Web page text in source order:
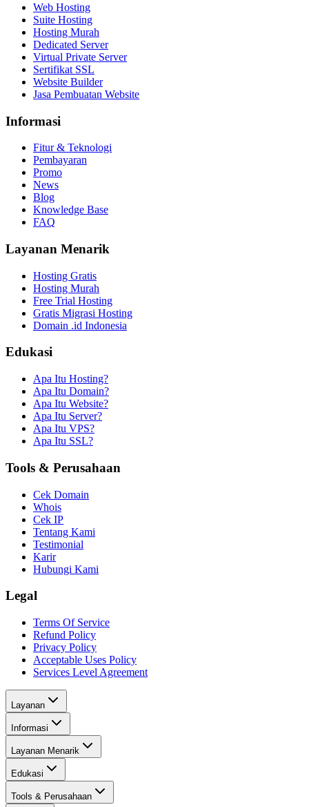
Web Hosting
Suite Hosting
Hosting Murah
Dedicated Server
Virtual Private Server
Sertifikat SSL
Website Builder
Jasa Pembuatan Website
Informasi
Fitur & Teknologi
Pembayaran
Promo
News
Blog
Knowledge Base
FAQ
Layanan Menarik
Hosting Gratis
Hosting Murah
Free Trial Hosting
Gratis Migrasi Hosting
Domain .id Indonesia
Edukasi
Apa Itu Hosting?
Apa Itu Domain?
Apa Itu Website?
Apa Itu Server?
Apa Itu VPS?
Apa Itu SSL?
Tools & Perusahaan
Cek Domain
Whois
Cek IP
Tentang Kami
Testimonial
Karir
Hubungi Kami
Legal
Terms Of Service
Refund Policy
Privacy Policy
Acceptable Uses Policy
Services Level Agreement
Layanan
Informasi
Layanan Menarik
Edukasi
Tools & Perusahaan